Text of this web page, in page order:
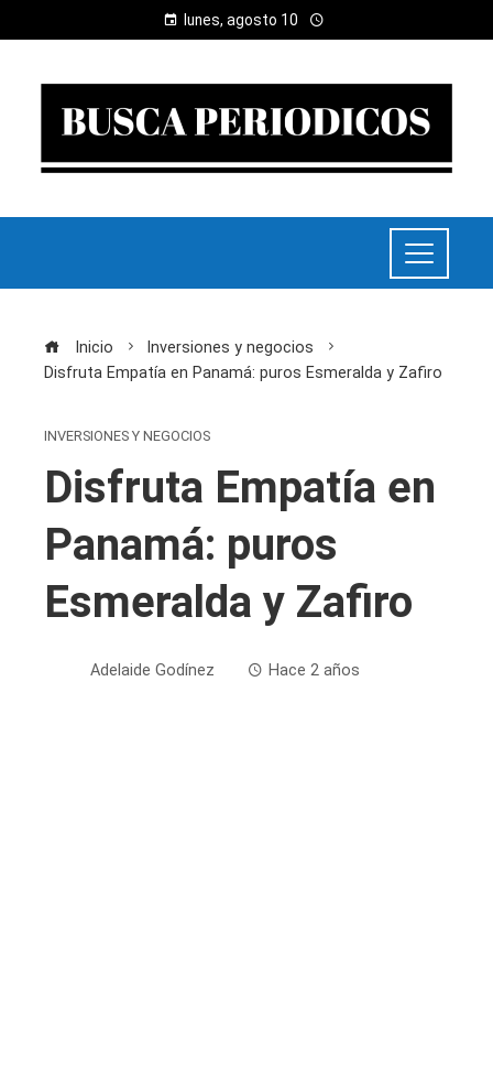
lunes, agosto 10
Inicio
Inversiones y negocios
Disfruta Empatía en Panamá: puros Esmeralda y Zafiro
INVERSIONES Y NEGOCIOS
Disfruta Empatía en
Panamá: puros
Esmeralda y Zafiro
Adelaide Godínez Hace 2 años